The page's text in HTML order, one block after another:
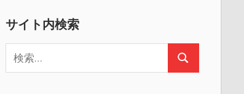
サイト内検索
索:
検